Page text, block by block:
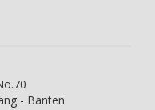
- Banten